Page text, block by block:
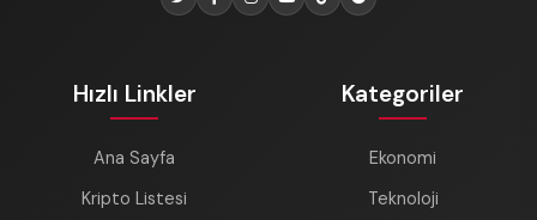
Hızlı Linkler
Ana Sayfa
Kripto Listesi
Kategoriler
Ekonomi
Teknoloji